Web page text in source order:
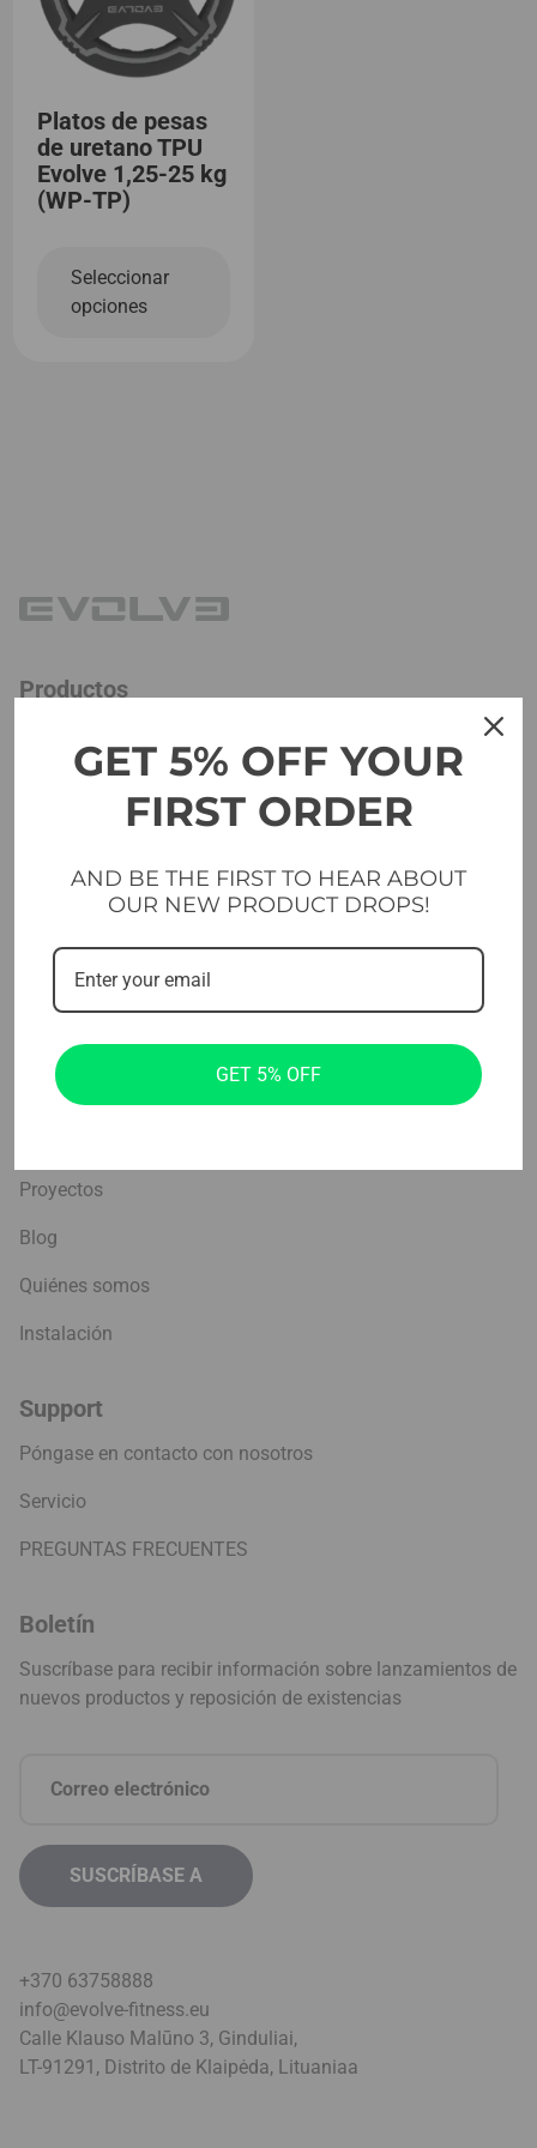
Platos de pesas
de uretano TPU
Evolve 1,25-25 kg
(WP-TP)
Seleccionar
opciones
Productos
Máquinas selectorizadas
Máquinas de carga de placas
Bancos
Plataformas y suelos
Estudio
Proyectos
Blog
Quiénes somos
Instalación
Support
Póngase en contacto con nosotros
Servicio
PREGUNTAS FRECUENTES
Boletín
Suscríbase para recibir información sobre lanzamientos de
nuevos productos y reposición de existencias
+370 63758888
info@evolve-fitness.eu
Calle Klauso Malūno 3, Ginduliai,
LT-91291, Distrito de Klaipėda, Lituaniaa
GET 5% OFF YOUR
FIRST ORDER
AND BE THE FIRST TO HEAR ABOUT
OUR NEW PRODUCT DROPS!
GET 5% OFF